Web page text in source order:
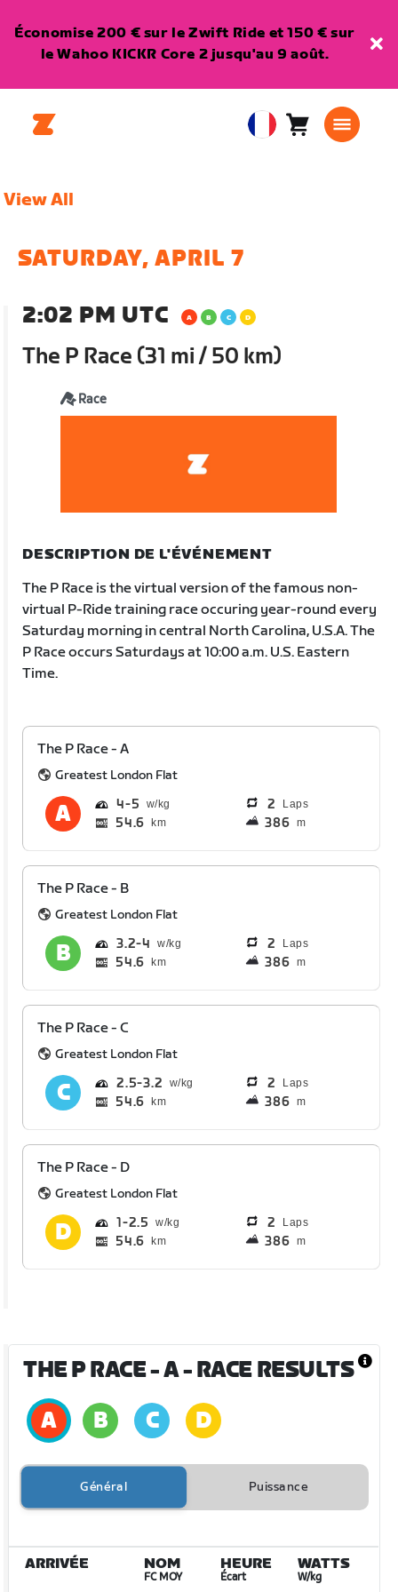
Économise 200 € sur le Zwift Ride et 150 € sur
le Wahoo KICKR Core 2 jusqu'au 9 août.
EuropeanPanier0
View All
SATURDAY, APRIL 7
2:02 PM UTC
The P Race (31 mi / 50 km)
Race
DESCRIPTION DE L'ÉVÉNEMENT
The P Race is the virtual version of the famous non-
virtual P-Ride training race occuring year-round every
Saturday morning in central North Carolina, U.S.A. The
P Race occurs Saturdays at 10:00 a.m. U.S. Eastern
Time.
The P Race - A
Greatest London Flat
4 5 2 Laps
54.6 km 386 m
The P Race - B
Greatest London Flat
3.2 4 2 Laps
54.6 km 386 m
The P Race - C
Greatest London Flat
2.5 3.2 2 Laps
54.6 km 386 m
The P Race - D
Greatest London Flat
1 2.5 2 Laps
54.6 km 386 m
THE P RACE - A- RACE RESULTS
Général Puissance
ARRIVÉE NOM
FC MOY
HEURE
Écart
WATTS
W/kg